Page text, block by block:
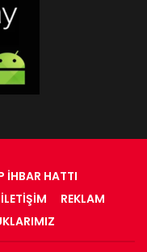
İHBAR HATTI
İLETIŞIM
REKLAM